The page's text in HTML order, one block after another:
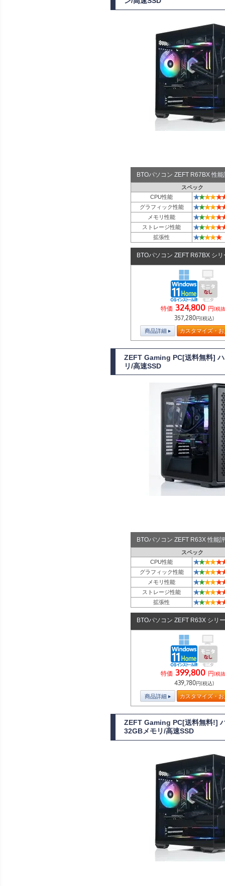
BTOパソコン ZEFT R67BX 性
スペック
CPU性能
★★★★★
グラフィック性能 ★★★★★
メモリ性能 ★★★★★
ストレージ性能 ★★★★★
拡張性 ★★★★★
BTOパソコン ZEFT R67BX シリ
特価 324,800 円(税
357,280円(税込)
商品詳細 カスタマイズ・
ZEFT Gaming PC[送料無料]
リ/高速SSD
BTOパソコン ZEFT R63X 性能
スペック
CPU性能
★★★★★
グラフィック性能 ★★★★★
メモリ性能 ★★★★★
ストレージ性能 ★★★★★
拡張性 ★★★★★
BTOパソコン ZEFT R63X シリ
特価 399,800 円(税
439,780円(税込)
商品詳細 カスタマイズ・
ZEFT Gaming PC[送料無料!]
32GBメモリ/高速SSD